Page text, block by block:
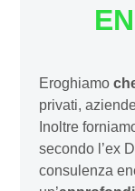
Eroghiamo
privati,
Inoltre
secondo l’ex
consulenza